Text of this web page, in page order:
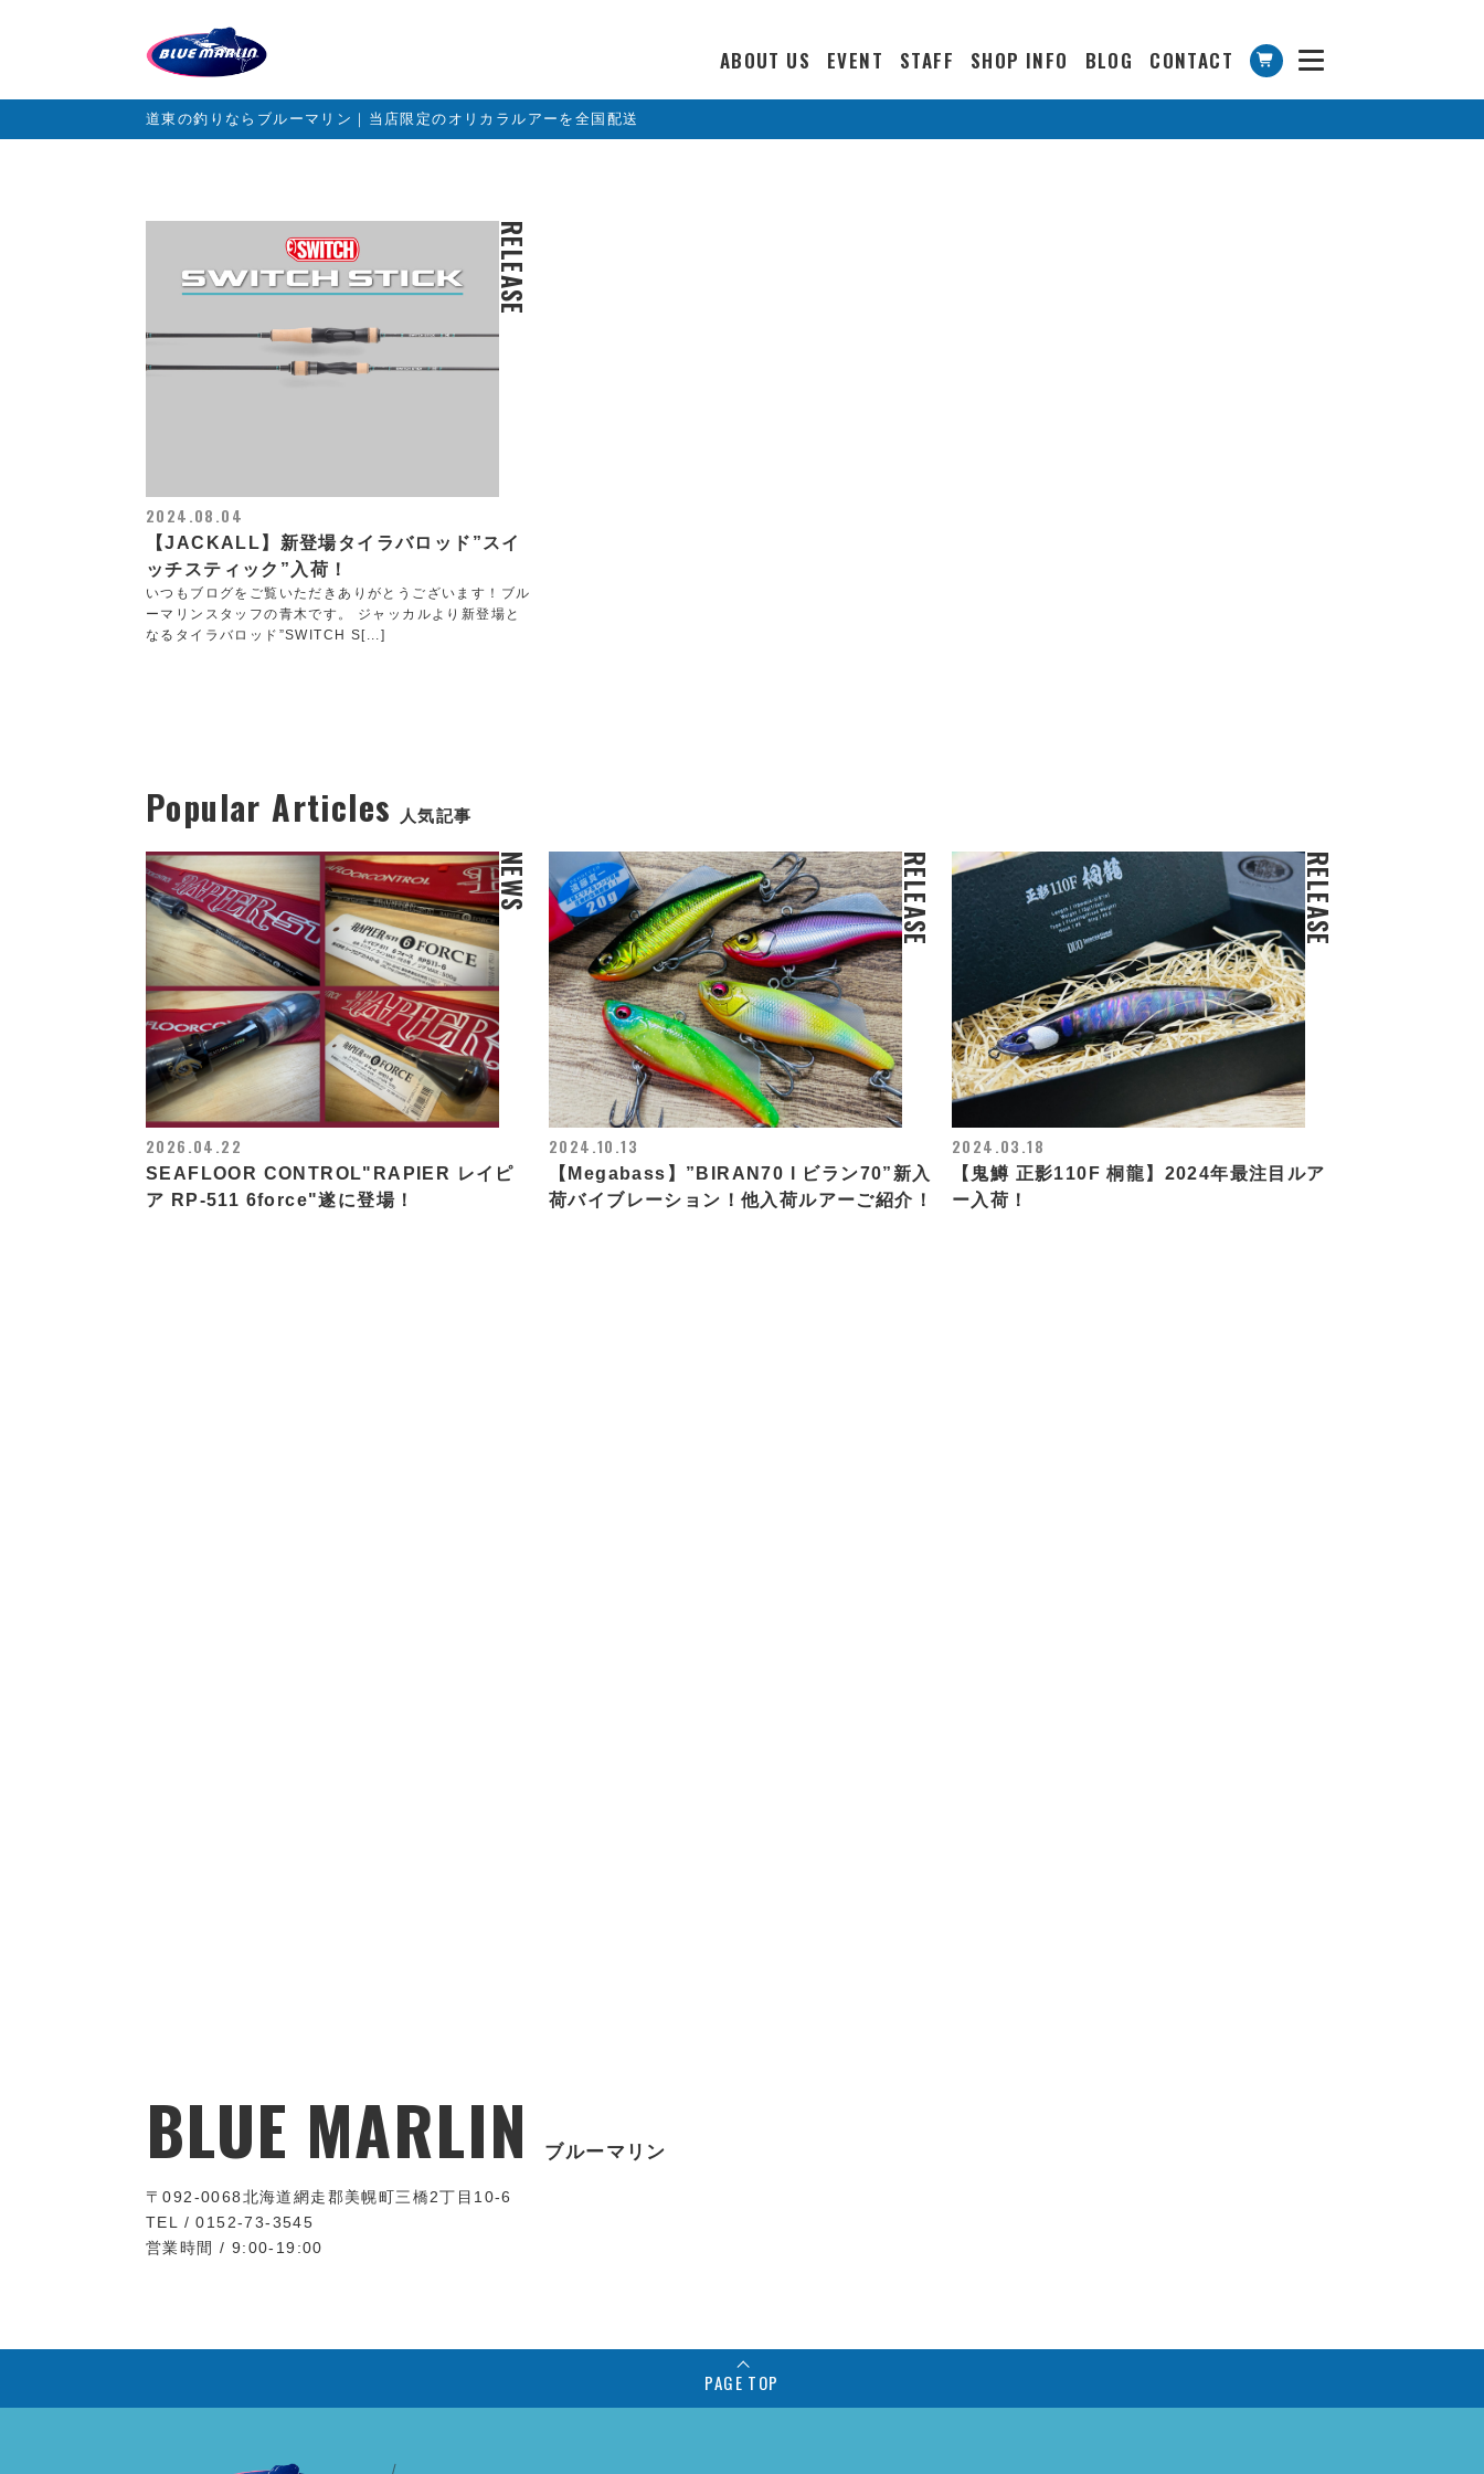
ABOUT US EVENT STAFF SHOP INFO BLOG CONTACT
道東の釣りならブルーマリン｜当店限定のオリカラルアーを全国配送
RELEASE
2024.08.04
【JACKALL】新登場タイラバロッド”スイ
ッチスティック”入荷！
いつもブログをご覧いただきありがとうございます！ブル
ーマリンスタッフの青木です。 ジャッカルより新登場と
なるタイラバロッド”SWITCH S[...]
Popular Articles 人気記事
NEWS
2026.04.22
SEAFLOOR CONTROL"RAPIER レイピ
ア RP-511 6force"遂に登場！
RELEASE
2024.10.13
【Megabass】”BIRAN70 l ビラン70”新入
荷バイブレーション！他入荷ルアーご紹介！
RELEASE
2024.03.18
【鬼鱒 正影110F 桐龍】2024年最注目ルア
ー入荷！
BLUE MARLIN ブルーマリン
〒092-0068北海道網走郡美幌町三橋2丁目10-6
TEL / 0152-73-3545
営業時間 / 9:00-19:00
PAGE TOP